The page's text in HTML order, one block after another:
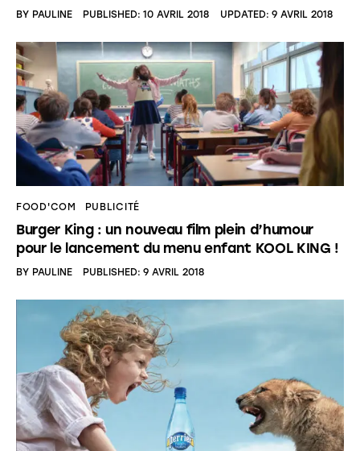
BY PAULINE PUBLISHED: 10 AVRIL 2018 UPDATED: 9 AVRIL 2018
FOOD'COM PUBLICITÉ
Burger King : un nouveau film plein d’humour
pour le lancement du menu enfant KOOL KING !
BY PAULINE PUBLISHED: 9 AVRIL 2018